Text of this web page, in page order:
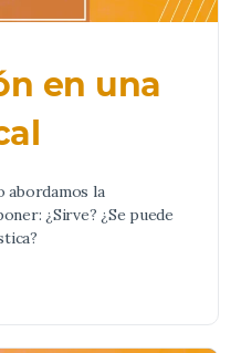
en una
abordamos la
¿Sirve? ¿Se puede